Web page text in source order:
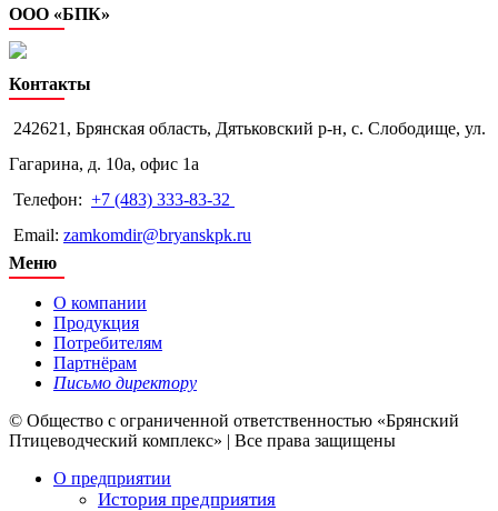
ООО «БПК»
Контакты
242621, Брянская область, Дятьковский р-н, с. Слободище, ул.
Гагарина, д. 10а, офис 1а
Телефон: +7 (483) 333-83-32
Email: zamkomdir@bryanskpk.ru
Меню
О компании
Продукция
Потребителям
Партнёрам
Письмо директору
© Общество с ограниченной ответственностью «Брянский
Птицеводческий комплекс» | Все права защищены
О предприятии
История предприятия